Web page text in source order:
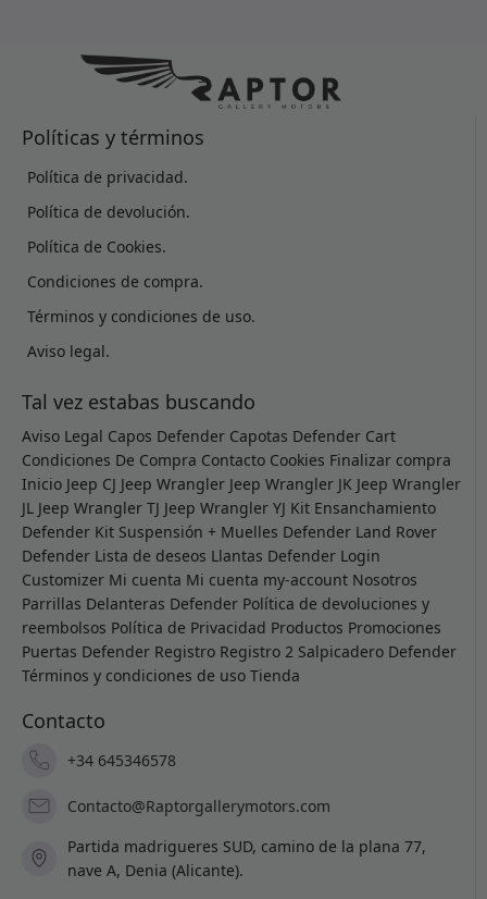
Políticas y términos
Política de privacidad.
Política de devolución.
Política de Cookies.
Condiciones de compra.
Términos y condiciones de uso.
Aviso legal.
Tal vez estabas buscando
Aviso Legal Capos Defender Capotas Defender Cart
Condiciones De Compra Contacto Cookies Finalizar compra
Inicio Jeep CJ Jeep Wrangler Jeep Wrangler JK Jeep Wrangler
JL Jeep Wrangler TJ Jeep Wrangler YJ Kit Ensanchamiento
Defender Kit Suspensión + Muelles Defender Land Rover
Defender Lista de deseos Llantas Defender Login
Customizer Mi cuenta Mi cuenta my-account Nosotros
Parrillas Delanteras Defender Política de devoluciones y
reembolsos Política de Privacidad Productos Promociones
Puertas Defender Registro Registro 2 Salpicadero Defender
Términos y condiciones de uso Tienda
Contacto
+34 645346578
Contacto@Raptorgallerymotors.com
Partida madrigueres SUD, camino de la plana 77,
nave A, Denia (Alicante).